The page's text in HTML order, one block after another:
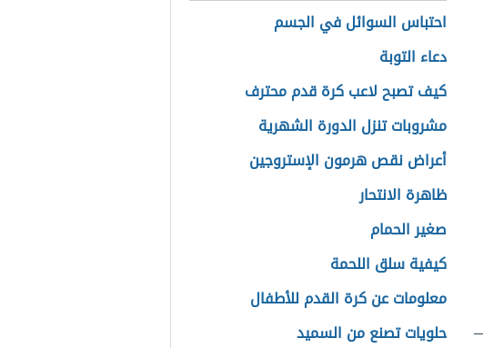
احتباس السوائل في الجسم
دعاء التوبة
كيف تصبح لاعب كرة قدم محترف
مشروبات تنزل الدورة الشهرية
أعراض نقص هرمون الإستروجين
ظاهرة الانتحار
صغير الحمام
كيفية سلق اللحمة
معلومات عن كرة القدم للأطفال
حلويات تصنع من السميد